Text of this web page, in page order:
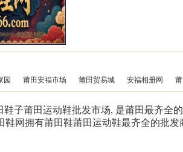
园 莆田安福市场 莆田贸易城 安福相册网
鞋子莆田运动鞋批发市场, 是莆田最齐全
鞋网拥有莆田鞋莆田运动鞋最齐全的批